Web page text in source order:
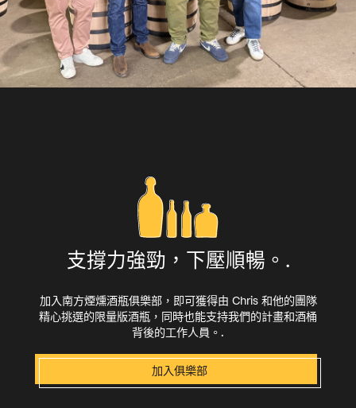
支撐力強勁，下壓順暢。.
加入南方煙燻酒瓶俱樂部，即可獲得由 Chris 和他的團隊
精心挑選的限量版酒瓶，同時也能支持我們的計畫和酒桶
背後的工作人員。.
加入俱樂部